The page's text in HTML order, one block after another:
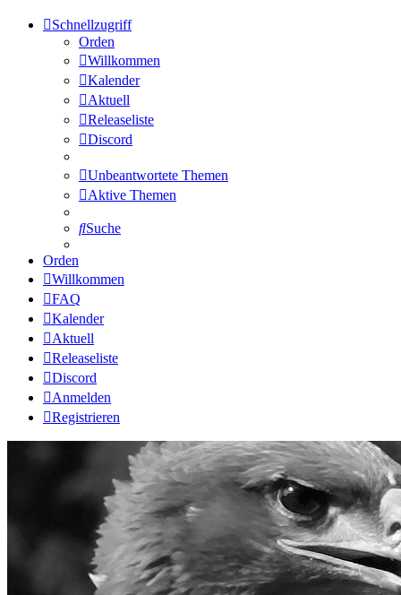
Schnellzugriff
Orden
Willkommen
Kalender
Aktuell
Releaseliste
Discord
Unbeantwortete Themen
Aktive Themen
Suche
Orden
Willkommen
FAQ
Kalender
Aktuell
Releaseliste
Discord
Anmelden
Registrieren